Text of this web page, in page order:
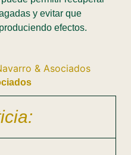
y evitar que
efectos.